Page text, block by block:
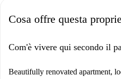
Cosa offre questa
Com'è vivere qui secondo il
Beautifully renovated apartment,